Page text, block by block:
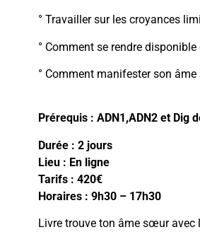
° Travailler sur les croyances
° Comment se rendre
° Comment manifester son
Prérequis : ADN1,ADN2 et Dig
Durée : 2 jours
Lieu : En ligne
Tarifs : 420€
Horaires : 9h30 – 17h30
Livre trouve ton âme sœur